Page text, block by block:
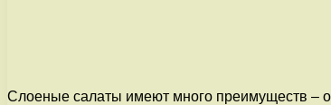
Слоеные салаты имеют много преимуществ –